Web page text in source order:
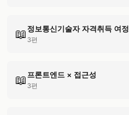
📖 정보통신기술자 자격취득 여정
3편
📖 프론트엔드 × 접근성
3편